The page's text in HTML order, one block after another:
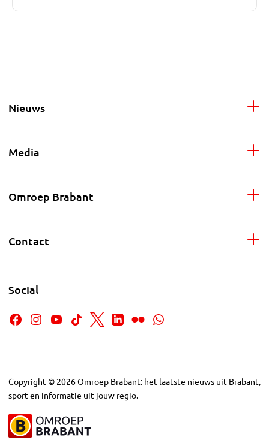
Nieuws
Media
Omroep Brabant
Contact
Social
Copyright © 2026Omroep Brabant: het laatste nieuws uit Brabant,
sport en informatie uit jouw regio.